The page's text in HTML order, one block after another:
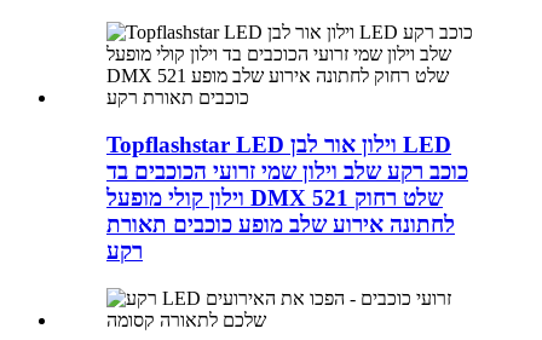
Topflashstar LED וילון אור לבן LED
כוכב רקע שלב וילון שמי זרועי הכוכבים בד
וילון קולי מופעל DMX 521 שלט רחוק
לחתונה אירוע שלב מופע כוכבים תאורת
רקע